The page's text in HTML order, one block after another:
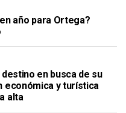
año para Ortega?
en busca de su
económica y turística
alta